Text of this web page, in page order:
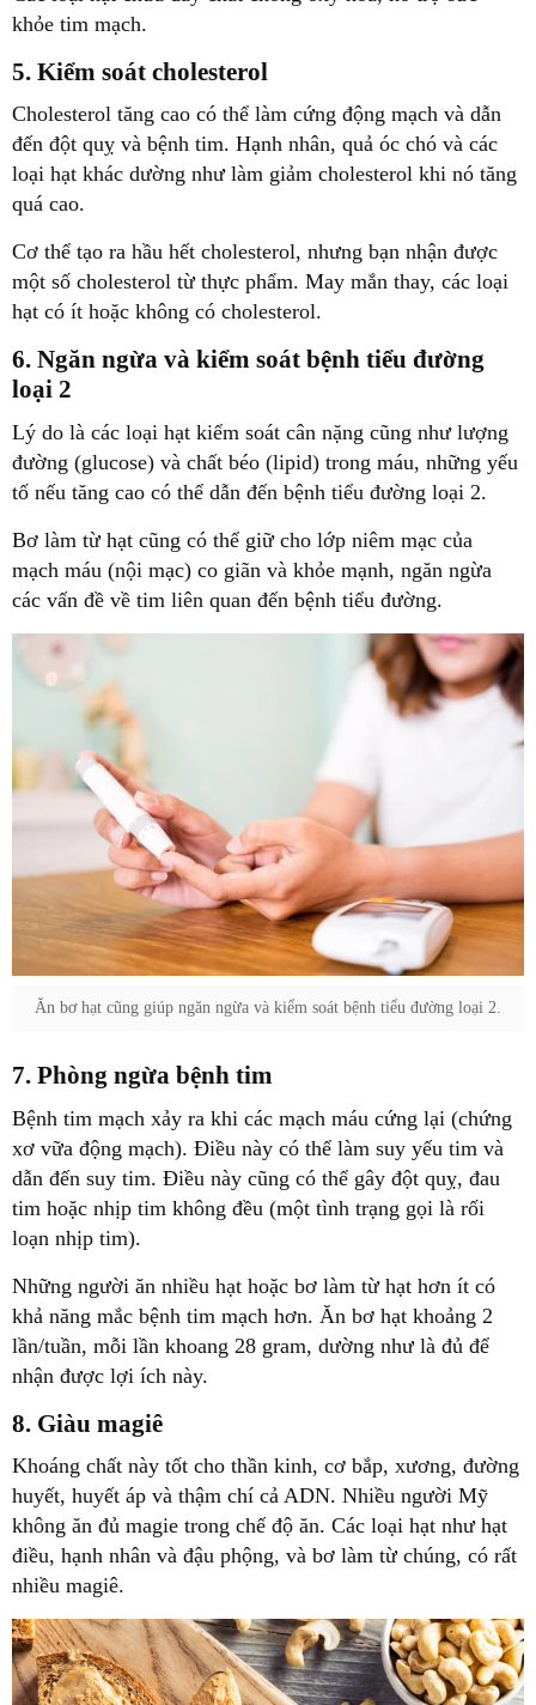
khỏe tim mạch.
5. Kiểm soát cholesterol
Cholesterol tăng cao có thể làm cứng động mạch và dẫn
đến đột quỵ và bệnh tim. Hạnh nhân, quả óc chó và các
loại hạt khác dường như làm giảm cholesterol khi nó tăng
quá cao.
Cơ thể tạo ra hầu hết cholesterol, nhưng bạn nhận được
một số cholesterol từ thực phẩm. May mắn thay, các loại
hạt có ít hoặc không có cholesterol.
6. Ngăn ngừa và kiểm soát bệnh tiểu đường
loại 2
Lý do là các loại hạt kiểm soát cân nặng cũng như lượng
đường (glucose) và chất béo (lipid) trong máu, những yếu
tố nếu tăng cao có thể dẫn đến bệnh tiểu đường loại 2.
Bơ làm từ hạt cũng có thể giữ cho lớp niêm mạc của
mạch máu (nội mạc) co giãn và khỏe mạnh, ngăn ngừa
các vấn đề về tim liên quan đến bệnh tiểu đường.
Ăn bơ hạt cũng giúp ngăn ngừa và kiểm soát bệnh tiểu đường loại 2.
7. Phòng ngừa bệnh tim
Bệnh tim mạch xảy ra khi các mạch máu cứng lại (chứng
xơ vữa động mạch). Điều này có thể làm suy yếu tim và
dẫn đến suy tim. Điều này cũng có thể gây đột quỵ, đau
tim hoặc nhịp tim không đều (một tình trạng gọi là rối
loạn nhịp tim).
Những người ăn nhiều hạt hoặc bơ làm từ hạt hơn ít có
khả năng mắc bệnh tim mạch hơn. Ăn bơ hạt khoảng 2
lần/tuần, mỗi lần khoang 28 gram, dường như là đủ để
nhận được lợi ích này.
8. Giàu magiê
Khoáng chất này tốt cho thần kinh, cơ bắp, xương, đường
huyết, huyết áp và thậm chí cả ADN. Nhiều người Mỹ
không ăn đủ magie trong chế độ ăn. Các loại hạt như hạt
điều, hạnh nhân và đậu phộng, và bơ làm từ chúng, có rất
nhiều magiê.